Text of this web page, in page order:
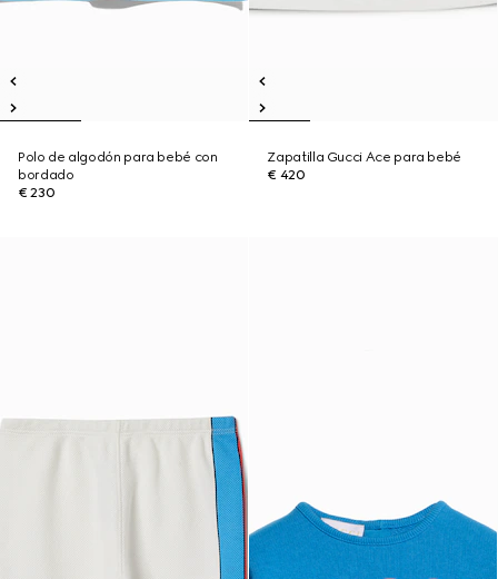
Polo de algodón para bebé con
bordado
€ 230
Zapatilla Gucci Ace para bebé
€ 420